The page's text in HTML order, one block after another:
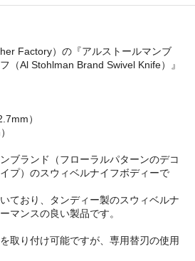
Factory）の『アルストールマンブ
（Al Stohlman Brand Swivel Knife）』
）
ブランド（フローラルパターンのデコ
プ）のスウィベルナイフボディーで
ており、タンディー製のスウィベルナ
マンスの良い製品です。
取り付け可能ですが、専用替刃の使用